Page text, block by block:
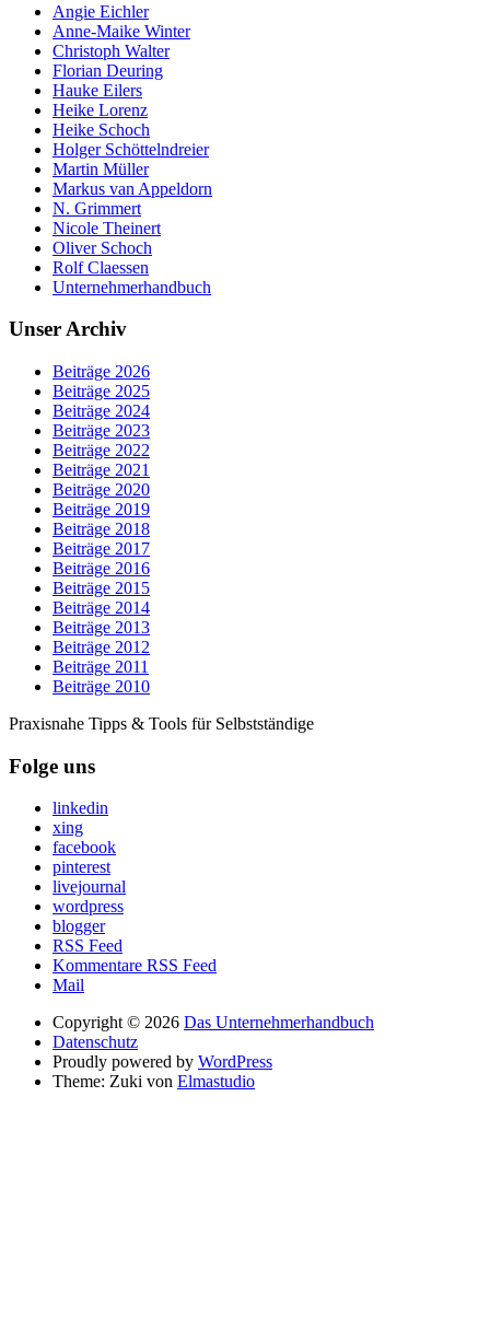
Angie Eichler
Anne-Maike Winter
Christoph Walter
Florian Deuring
Hauke Eilers
Heike Lorenz
Heike Schoch
Holger Schöttelndreier
Martin Müller
Markus van Appeldorn
N. Grimmert
Nicole Theinert
Oliver Schoch
Rolf Claessen
Unternehmerhandbuch
Unser Archiv
Beiträge 2026
Beiträge 2025
Beiträge 2024
Beiträge 2023
Beiträge 2022
Beiträge 2021
Beiträge 2020
Beiträge 2019
Beiträge 2018
Beiträge 2017
Beiträge 2016
Beiträge 2015
Beiträge 2014
Beiträge 2013
Beiträge 2012
Beiträge 2011
Beiträge 2010
Praxisnahe Tipps & Tools für Selbstständige
Folge uns
linkedin
xing
facebook
pinterest
livejournal
wordpress
blogger
RSS Feed
Kommentare RSS Feed
Mail
Copyright © 2026 Das Unternehmerhandbuch
Datenschutz
Proudly powered by WordPress
Theme: Zuki von Elmastudio